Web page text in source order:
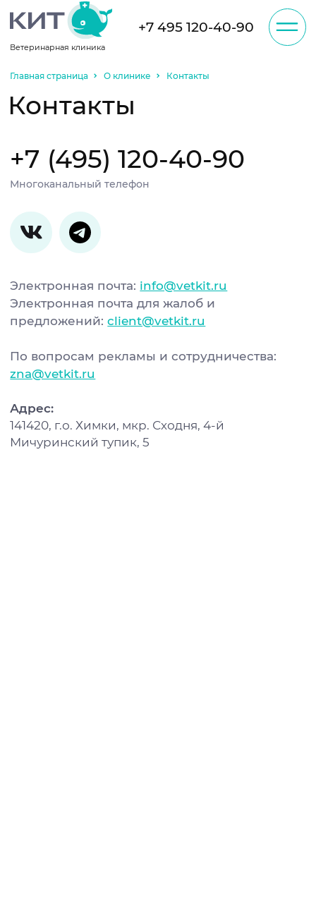
Ветеринарная клиника
+7 495 120-40-90
О клинике
Услуги
Цены
Акции
Специалисты
Зоомагазин
Главная страница О клинике Контакты
Контакты
+7 (495) 120-40-90
Многоканальный телефон
Электронная почта: info@vetkit.ru
Электронная почта для жалоб и
предложений:client@vetkit.ru
По вопросам рекламы и сотрудничества:
zna@vetkit.ru
Адрес:
141420, г.о. Химки, мкр. Сходня, 4-й
Мичуринский тупик, 5
Записаться на
приём
Администратор, возможно, будет звонить
Нажимая на кнопку, вы даёте согласие на
Записаться на приём